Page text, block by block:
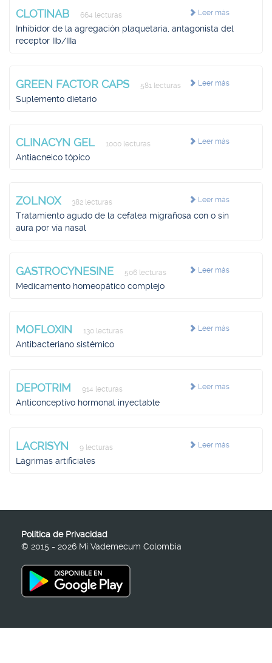
Leer más
CLOTINAB 664 lecturas
Inhibidor de la agregación plaquetaria, antagonista del
receptor IIb/IIIa
Leer más
GREEN FACTOR CAPS 581 lecturas
Suplemento dietario
Leer más
CLINACYN GEL 1000 lecturas
Antiacneico tópico
Leer más
ZOLNOX 382 lecturas
Tratamiento agudo de la cefalea migrañosa con o sin
aura por vía nasal
Leer más
GASTROCYNESINE 506 lecturas
Medicamento homeopático complejo
Leer más
MOFLOXIN 130 lecturas
Antibacteriano sistémico
Leer más
DEPOTRIM 914 lecturas
Anticonceptivo hormonal inyectable
Leer más
LACRISYN 9 lecturas
Lágrimas artificiales
Política de Privacidad
© 2015 - 2026 Mi Vademecum Colombia